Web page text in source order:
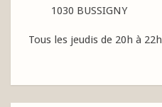
1030 BUSSIGNY
Tous les jeudis de 20h à 22h